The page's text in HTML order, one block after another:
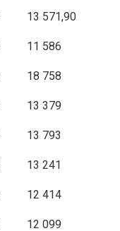
13 571,90
11 586
18 758
13 379
13 793
13 241
12 414
12 099